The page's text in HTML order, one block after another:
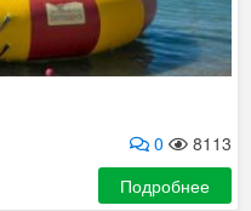
0 8113
Подробнее